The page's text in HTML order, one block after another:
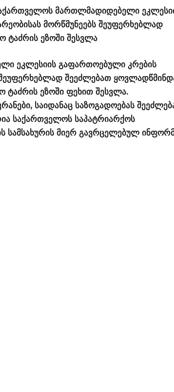
მართლმადიდებელი
მორწმუნეებს შეუფერხებლად
ტაძრის ეზოში შესვლა
ეკლესიის გაფართოებული კრების
შეუფერხებლად შეეძლებათ
ტაძრის ეზოში ფეხით შესვლა.
საიდანაც საზოგადოებას
საქართველოს საპატრიარქოს
სამსახურის მიერ გავრცელებულ